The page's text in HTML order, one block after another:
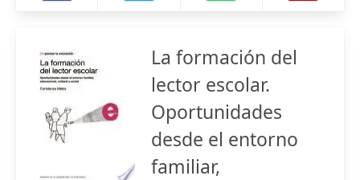
La formación del
lector escolar.
Oportunidades
desde el entorno
familiar,